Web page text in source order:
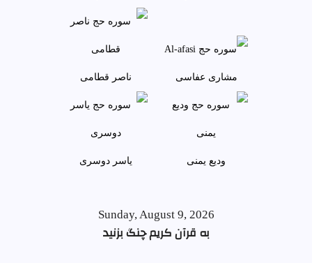
مشاری عفاسی ناصر قطامی
وديع يمنی ياسر دوسری
Sunday, August 9, 2026
به قرآن کریم چنگ بزنید